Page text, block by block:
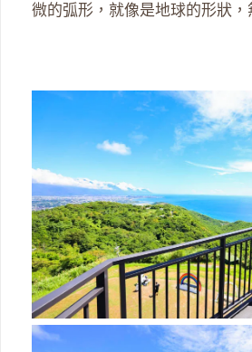
微的弧形，就像是地球的形狀，